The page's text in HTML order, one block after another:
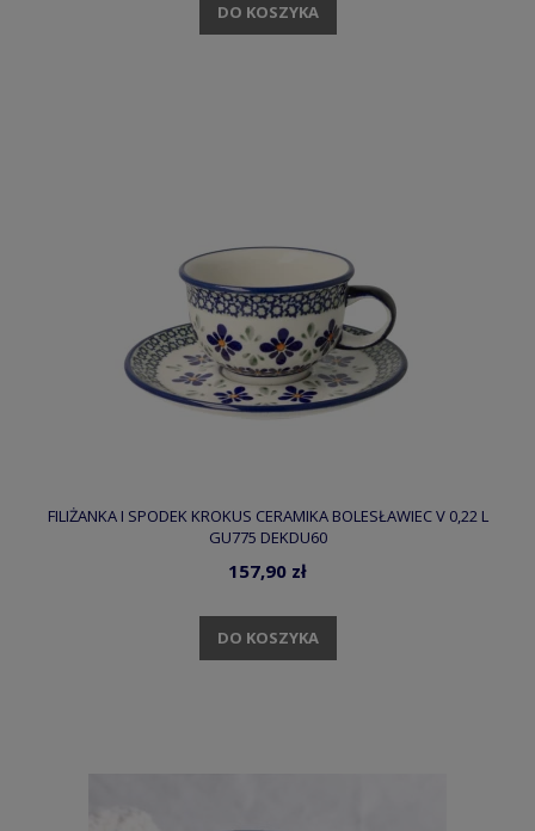
DO KOSZYKA
FILIŻANKA I SPODEK KROKUS CERAMIKA BOLESŁAWIEC V 0,22 L
GU775 DEKDU60
157,90 zł
DO KOSZYKA